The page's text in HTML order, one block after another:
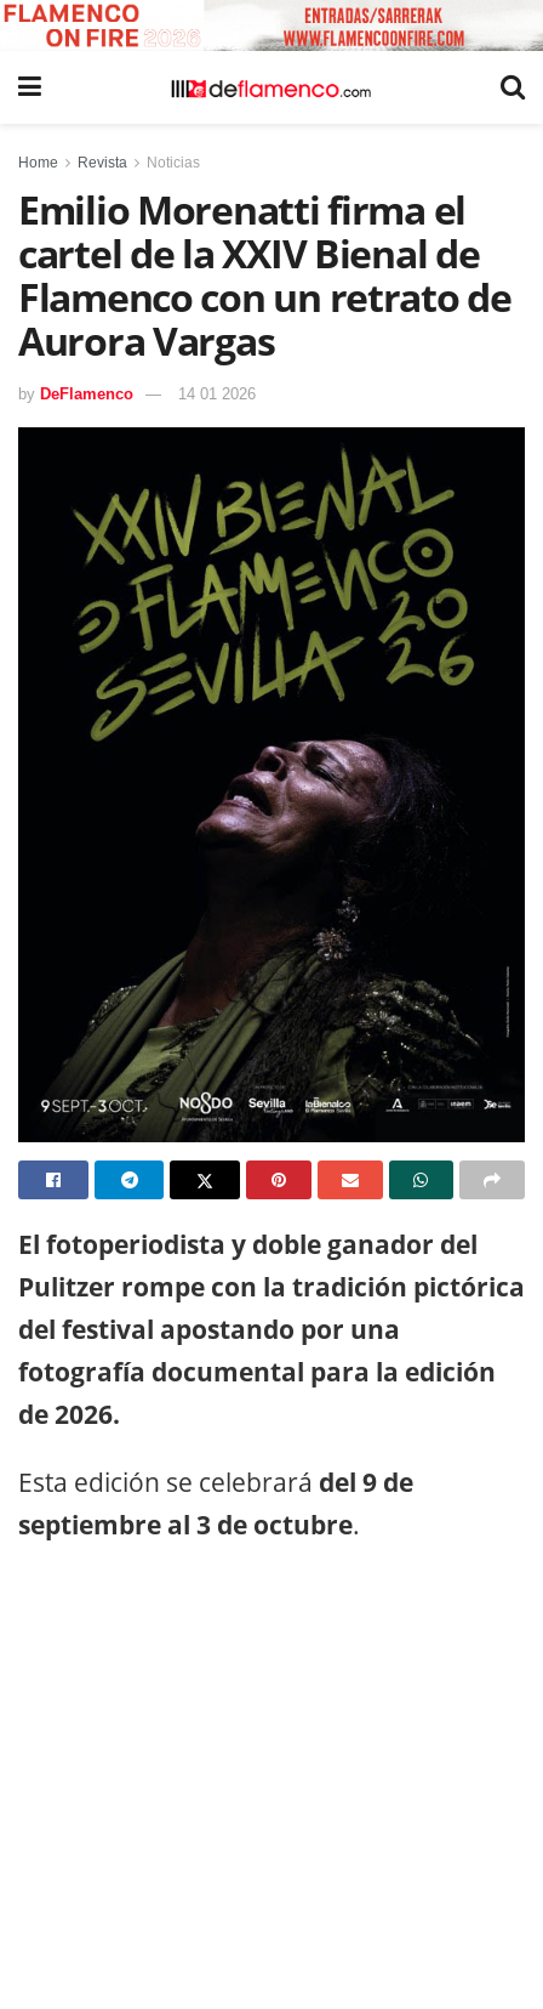
Home Revista Noticias
Emilio Morenatti firma el
cartel de la XXIV Bienal de
Flamenco con un retrato de
Aurora Vargas
by DeFlamenco 14 01 2026
El fotoperiodista y doble ganador del
Pulitzer rompe con la tradición pictórica
del festival apostando por una
fotografía documental para la edición
de 2026.
Esta edición se celebrará del 9 de
septiembre al 3 de octubre.